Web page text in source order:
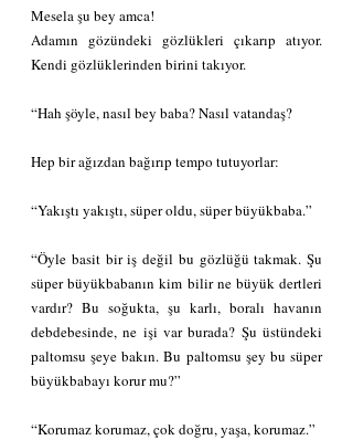
Mesela şu bey amca!
Adamın gözündeki gözlükleri çıkarıp atıyor.
Kendi gözlüklerinden birini takıyor.
“Hah şöyle, nasıl bey baba? Nasıl vatandaş?
Hep bir ağızdan bağırıp tempo tutuyorlar:
“Yakıştı yakıştı, süper oldu, süper büyükbaba.”
“Öyle basit bir iş değil bu gözlüğü takmak. Şu
süper büyükbabanın kim bilir ne büyük dertleri
vardır? Bu soğukta, şu karlı, boralı havanın
debdebesinde, ne işi var burada? Şu üstündeki
paltomsu şeye bakın. Bu paltomsu şey bu süper
büyükbabayı korur mu?”
“Korumaz korumaz, çok doğru, yaşa, korumaz.”